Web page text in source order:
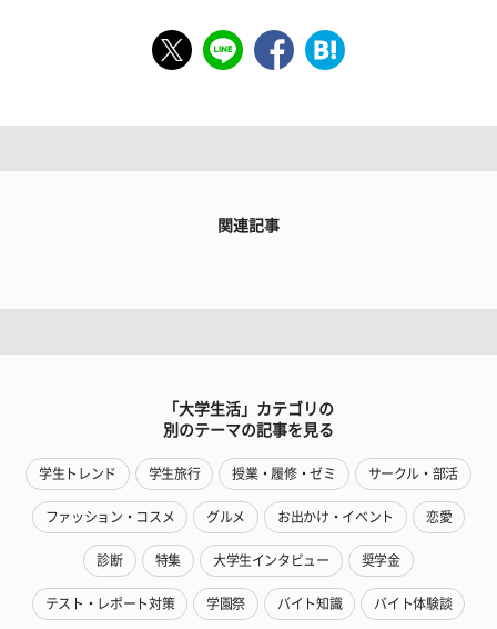
関連記事
「大学生活」カテゴリの
別のテーマの記事を見る
学生トレンド 学生旅行 授業・履修・ゼミ サークル・部活
ファッション・コスメ グルメ お出かけ・イベント 恋愛
診断 特集 大学生インタビュー 奨学金
テスト・レポート対策 学園祭 バイト知識 バイト体験談